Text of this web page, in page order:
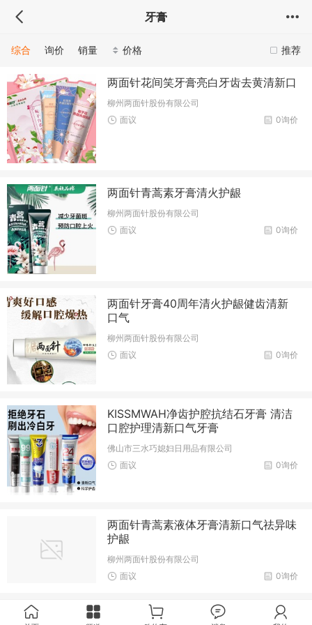
牙膏
推荐
综合 询价 销量 价格
两面针花间笑牙膏亮白牙齿去黄清新口
柳州两面针股份有限公司
0询价
面议
两面针青蒿素牙膏清火护龈
柳州两面针股份有限公司
0询价
面议
两面针牙膏40周年清火护龈健齿清新
口气
柳州两面针股份有限公司
0询价
面议
KISSMWAH净齿护腔抗结石牙膏 清洁
口腔护理清新口气牙膏
佛山市三水巧媳妇日用品有限公司
0询价
面议
两面针青蒿素液体牙膏清新口气祛异味
护龈
柳州两面针股份有限公司
0询价
面议